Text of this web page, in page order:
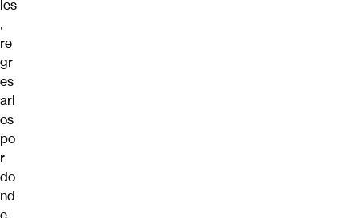
les
,
re
gr
es
arl
os
po
r
do
nd